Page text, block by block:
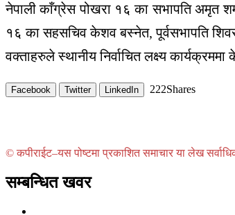
नेपाली काँग्रेस पोखरा १६ का सभापति अमृत
१६ का सहसचिव केशव बस्नेत, पूर्वसभापति
वक्ताहरुले स्थानीय निर्वाचित लक्ष्य
Facebook Twitter LinkedIn 222Shares
© कपीराईट–यस पोष्टमा प्रकाशित समाचार या लेख
सम्बन्धित खवर